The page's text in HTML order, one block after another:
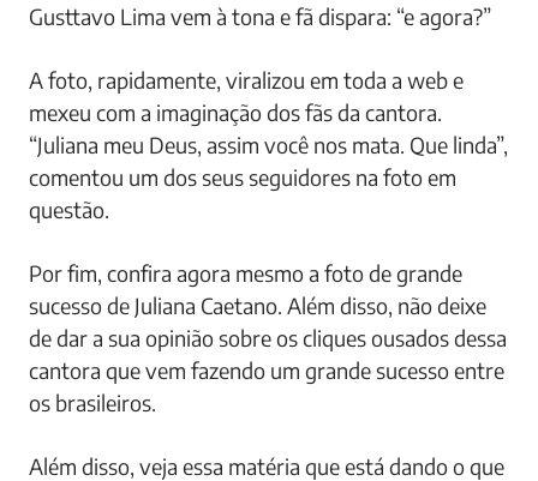
Gusttavo Lima vem à tona e fã dispara: “e agora?”
A foto, rapidamente, viralizou em toda a web e
mexeu com a imaginação dos fãs da cantora.
“Juliana meu Deus, assim você nos mata. Que linda”,
comentou um dos seus seguidores na foto em
questão.
Por fim, confira agora mesmo a foto de grande
sucesso de Juliana Caetano. Além disso, não deixe
de dar a sua opinião sobre os cliques ousados dessa
cantora que vem fazendo um grande sucesso entre
os brasileiros.
Além disso, veja essa matéria que está dando o que